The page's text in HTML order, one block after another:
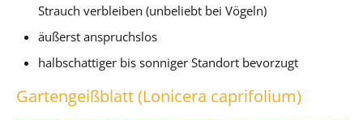
Strauch verbleiben (unbeliebt bei Vögeln)
äußerst anspruchslos
halbschattiger bis sonniger Standort bevorzugt
Gartengeißblatt (Lonicera caprifolium)